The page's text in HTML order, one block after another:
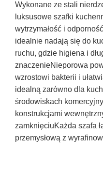
Wykonane ze stali
luksusowe szafki
wytrzymałość i
idealnie nadają się do
ruchu, gdzie higiena i
znaczenieNieporowa
wzrostowi bakterii i
idealną zarówno dla
środowiskach
konstrukcjami
zamknięciuKażda szafa
przemysłową z